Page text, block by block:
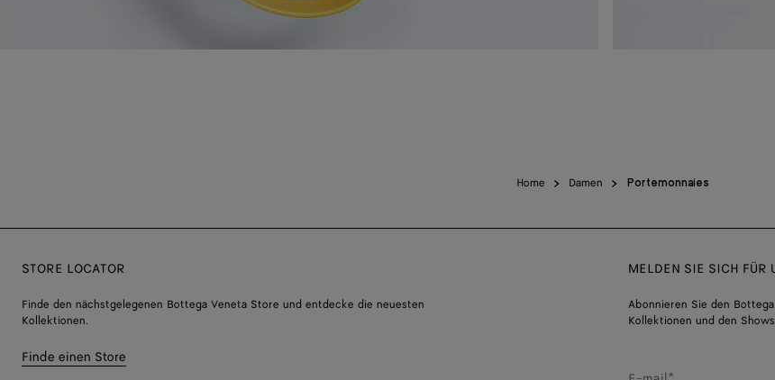
Home Damen Portemonnaies
STORE LOCATOR
Finde den nächstgelegenen Bottega Veneta Store und entdecke die neuesten
Kollektionen.
Finde einen Store
MELDEN SIE SICH FÜR
Abonnieren Sie den
Kollektionen und den